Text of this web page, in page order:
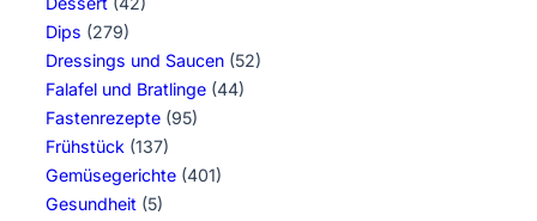
Dips (279)
Dressings und Saucen (52)
Falafel und Bratlinge (44)
Fastenrezepte (95)
Frühstück (137)
Gemüsegerichte (401)
Gesundheit (5)